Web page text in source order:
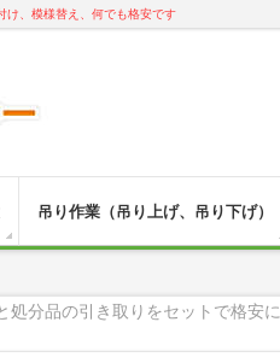
け、模様替え、何でも格安です
吊り作業（吊り上げ、吊り下げ）
処分品の引き取りをセットで格安に